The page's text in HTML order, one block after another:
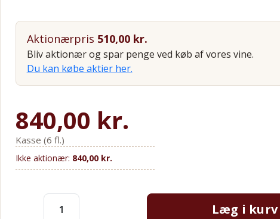
Aktionærpris 510,00kr.
Bliv aktionær og spar penge ved køb af vores vine.
Du kan købe aktier her.
840,00 kr.
Kasse (6 fl.)
Ikke aktionær: 840,00 kr.
Læg i kurv